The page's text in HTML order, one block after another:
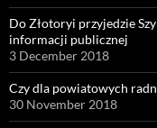
Do Złotoryi przyjedzie
informacji publicznej
3 December 2018
Czy dla powiatowych
30 November 2018